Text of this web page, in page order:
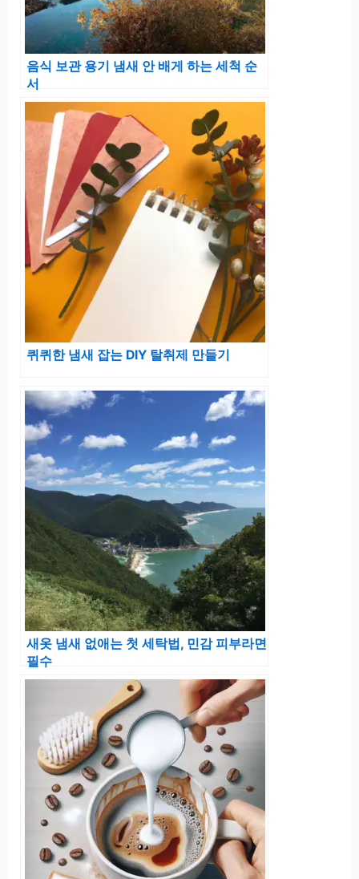
음식 보관 용기 냄새 안 배게 하는 세척 순
서
퀴퀴한 냄새 잡는 DIY 탈취제 만들기
새옷 냄새 없애는 첫 세탁법, 민감 피부라면
필수